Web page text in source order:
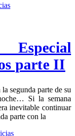
parte II
segunda parte de su
Si la semana
inevitable continuar
parte con la